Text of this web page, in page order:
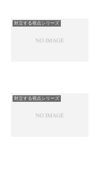
対立する視点シリーズ
対立する視点シリーズ